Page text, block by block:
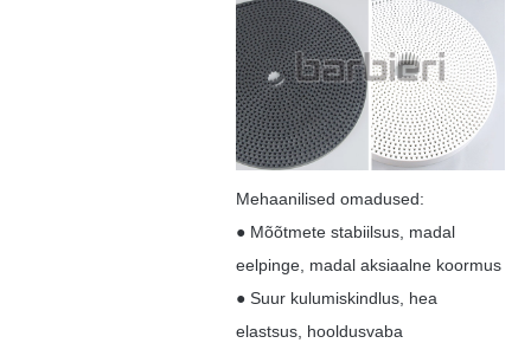
Mehaanilised omadused:
● Mõõtmete stabiilsus, madal
eelpinge, madal aksiaalne koormus
● Suur kulumiskindlus, hea
elastsus, hooldusvaba